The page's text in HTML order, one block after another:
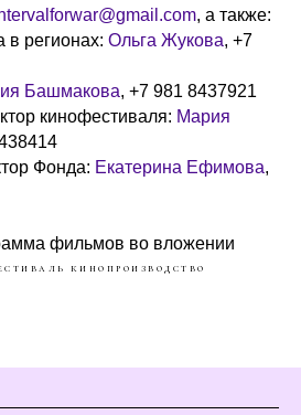
, а также:
в регионах: Ольга Жукова, +7
Башмакова, +7 981 8437921
кинофестиваля: Мария
Фонда: Екатерина Ефимова,
фильмов во вложении
кинопроизводство